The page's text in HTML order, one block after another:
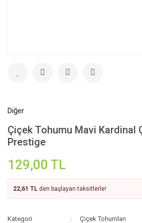
Diğer
Çiçek Tohumu Mavi Kardinal
Prestige
129,00 TL
22,61 TL den başlayan taksitlerle!
Kategori Çiçek Tohumları